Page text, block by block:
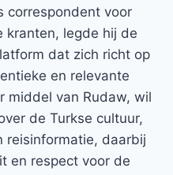
correspondent voor
kranten, legde hij de
dat zich richt op
en relevante
middel van Rudaw, wil
de Turkse cultuur,
reisinformatie, daarbij
en respect voor de